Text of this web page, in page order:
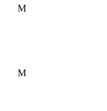
M
M